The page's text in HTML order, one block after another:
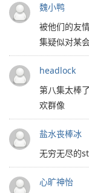
魏小鸭
被他们的友
集疑似对某
headlock
第八集太棒
欢群像
盐水丧棒冰
无穷无尽的
心旷神怡